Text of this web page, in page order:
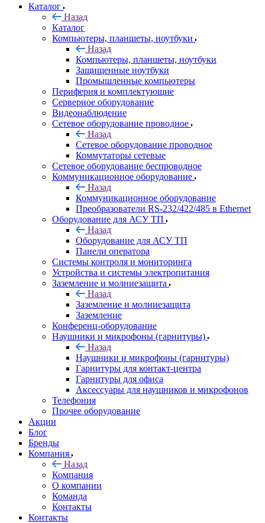
Каталог
Назад
Каталог
Компьютеры, планшеты, ноутбуки
Назад
Компьютеры, планшеты, ноутбуки
Защищенные ноутбуки
Промышленные компьютеры
Периферия и комплектующие
Серверное оборудование
Видеонаблюдение
Сетевое оборудование проводное
Назад
Сетевое оборудование проводное
Коммутаторы сетевые
Сетевое оборудование беспроводное
Коммуникационное оборудование
Назад
Коммуникационное оборудование
Преобразователи RS-232/422/485 в Ethernet
Оборудование для АСУ ТП
Назад
Оборудование для АСУ ТП
Панели оператора
Системы контроля и мониторинга
Устройства и системы электропитания
Заземление и молниезащита
Назад
Заземление и молниезащита
Заземление
Конференц-оборудование
Наушники и микрофоны (гарнитуры)
Назад
Наушники и микрофоны (гарнитуры)
Гарнитуры для контакт-центра
Гарнитуры для офиса
Аксессуары для наушников и микрофонов
Телефония
Прочее оборудование
Акции
Блог
Бренды
Компания
Назад
Компания
О компании
Команда
Контакты
Контакты